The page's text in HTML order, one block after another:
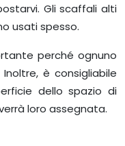
Gli scaffali alti
usati spesso.
perché ognuno
è consigliabile
dello spazio di
loro assegnata.